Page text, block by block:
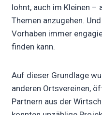
lohnt, auch im Kleinen –
Themen anzugehen.
Vorhaben immer
finden kann.
Auf dieser Grundlage
anderen Ortsvereinen,
Partnern aus der